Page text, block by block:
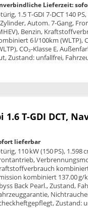
Lieferzeit:
1.5 T-GDI 7-DCT 140
Autom. 7-Gang,
Benzin,
6 l/100km (WLTP),
CO₂-Klasse E,
Zustand: unfallfrei,
1.6 T-GDI DCT,
lieferbar
110 kW (150 PS), 1.598
kombiniert
kombiniert 137.00 g/
Back Pearl., Zustand,
Zustand: